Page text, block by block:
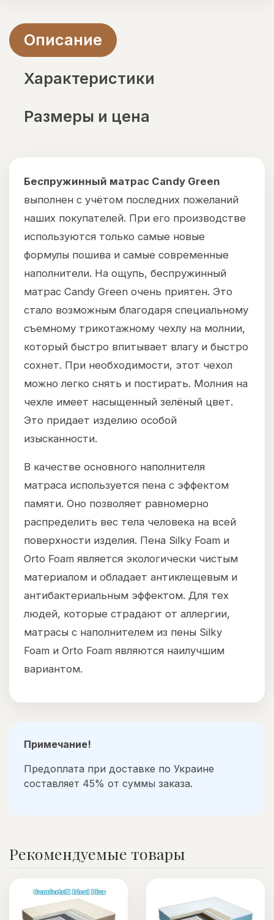
Описание
Характеристики
Размеры и цена
Беспружинный матрас Candy Green
выполнен с учётом последних пожеланий
наших покупателей. При его производстве
используются только самые новые
формулы пошива и самые современные
наполнители. На ощупь, беспружинный
матрас Candy Green очень приятен. Это
стало возможным благодаря специальному
съемному трикотажному чехлу на молнии,
который быстро впитывает влагу и быстро
сохнет. При необходимости, этот чехол
можно легко снять и постирать. Молния на
чехле имеет насыщенный зелёный цвет.
Это придает изделию особой
изысканности.
В качестве основного наполнителя
матраса используется пена с эффектом
памяти. Оно позволяет равномерно
распределить вес тела человека на всей
поверхности изделия. Пена Silky Foam и
Orto Foam является экологически чистым
материалом и обладает антиклещевым и
антибактериальным эффектом. Для тех
людей, которые страдают от аллергии,
матрасы с наполнителем из пены Silky
Foam и Orto Foam являются наилучшим
вариантом.
Примечание!
Предоплата при доставке по Украине
составляет 45% от суммы заказа.
Рекомендуемые товары